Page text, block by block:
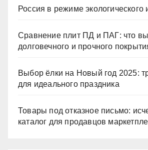
Россия в режиме экологического
Сравнение плит ПД и ПАГ: что
долговечного и прочного
Выбор ёлки на Новый год 2025:
для идеального праздника
Товары под отказное письмо:
каталог для продавцов